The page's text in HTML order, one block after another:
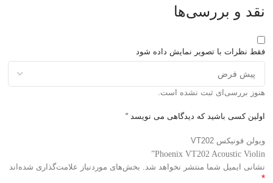
نقد و بررسی‌ها
فقط نظرات با تصویر نمایش داده شود
هنوز بررسی‌ای ثبت نشده است.
اولین کسی باشید که دیدگاهی می نویسد “
ویولن فونیکس VT202
Phoenix VT202 Acoustic Violin”
نشانی ایمیل شما منتشر نخواهد شد.
بخش‌های موردنیاز علامت‌گذاری شده‌اند
*